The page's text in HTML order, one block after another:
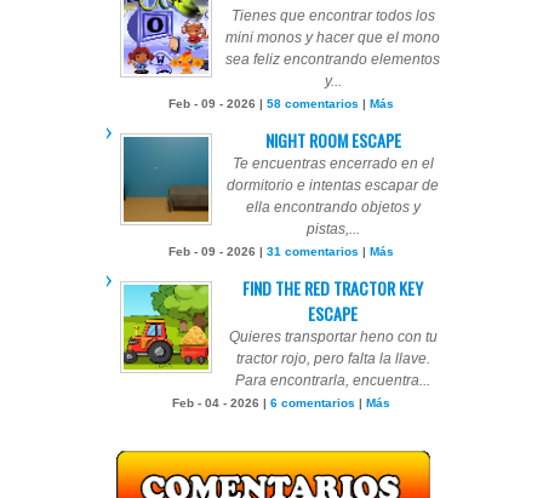
Tienes que encontrar todos los
mini monos y hacer que el mono
sea feliz encontrando elementos
y...
Feb - 09 - 2026 | 58 comentarios | Más
NIGHT ROOM ESCAPE
Te encuentras encerrado en el
dormitorio e intentas escapar de
ella encontrando objetos y
pistas,...
Feb - 09 - 2026 | 31 comentarios | Más
FIND THE RED TRACTOR KEY
ESCAPE
Quieres transportar heno con tu
tractor rojo, pero falta la llave.
Para encontrarla, encuentra...
Feb - 04 - 2026 | 6 comentarios | Más